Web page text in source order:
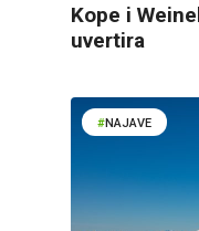
Kope i
uvertira
NAJAVE